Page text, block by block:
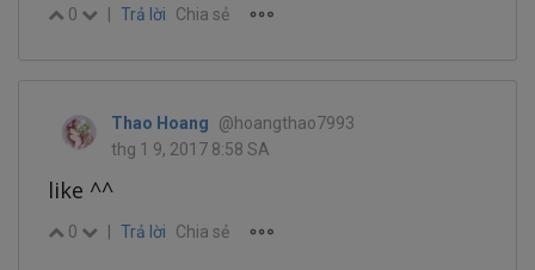
0 Trả lời Chia sẻ
Thao Hoang
@hoangthao7993
thg 1 9, 2017 8:58 SA
like ^^
0 Trả lời Chia sẻ